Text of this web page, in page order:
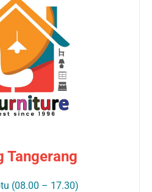
Tangerang
(08.00 – 17.30)